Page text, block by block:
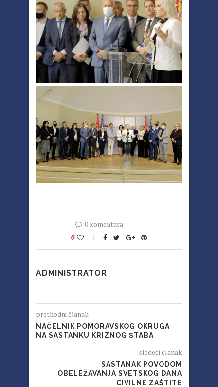
0 komentara
0
ADMINISTRATOR
prethodni članak
NAČELNIK POMORAVSKOG OKRUGA
NA SASTANKU KRIZNOG ŠTABA
sledeći članak
SASTANAK POVODOM
OBELEŽAVANJA SVETSKOG DANA
CIVILNE ZAŠTITE